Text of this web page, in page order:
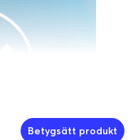
Betygsätt produkt